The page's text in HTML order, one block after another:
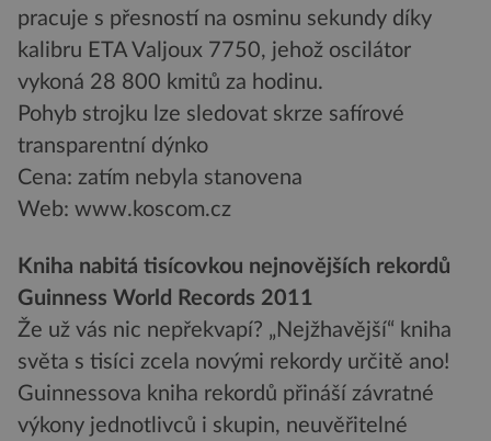
pracuje s přesností na osminu sekundy díky
kalibru ETA Valjoux 7750, jehož oscilátor
vykoná 28 800 kmitů za hodinu.
Pohyb strojku lze sledovat skrze safírové
transparentní dýnko
Cena: zatím nebyla stanovena
Web: www.koscom.cz
Kniha nabitá tisícovkou nejnovějších rekordů
Guinness World Records 2011
Že už vás nic nepřekvapí? „Nejžhavější“ kniha
světa s tisíci zcela novými rekordy určitě ano!
Guinnessova kniha rekordů přináší závratné
výkony jednotlivců i skupin, neuvěřitelné